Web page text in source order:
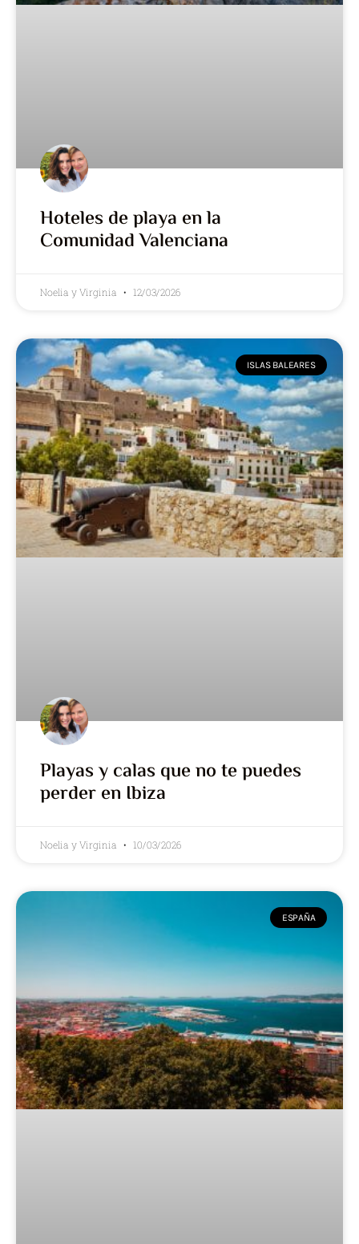
Hoteles de playa en la
Comunidad Valenciana
Noelia y Virginia 12/03/2026
ISLAS BALEARES
Playas y calas que no te puedes
perder en Ibiza
Noelia y Virginia 10/03/2026
ESPAÑA